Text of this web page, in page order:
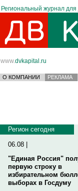
Региональный журнал для
www.dvkapital.ru
О КОМПАНИИ РЕКЛАМА
Регион сегодня
06.08 |
"Единая Россия"
первую строку в
избирательном
выборах в Госдуму